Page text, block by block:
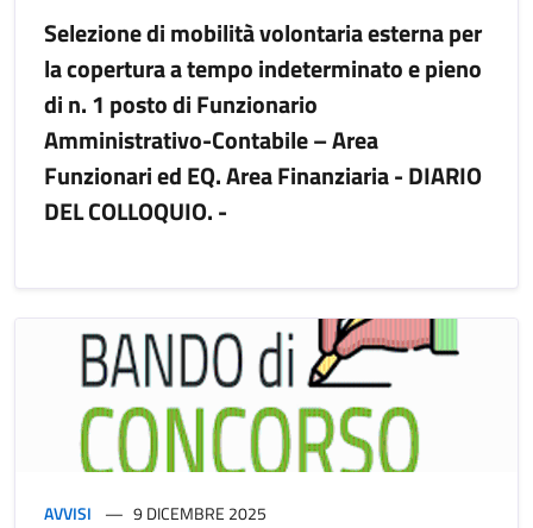
Selezione di mobilità volontaria esterna per
la copertura a tempo indeterminato e pieno
di n. 1 posto di Funzionario
Amministrativo-Contabile – Area
Funzionari ed EQ. Area Finanziaria - DIARIO
DEL COLLOQUIO. -
AVVISI 9 DICEMBRE 2025